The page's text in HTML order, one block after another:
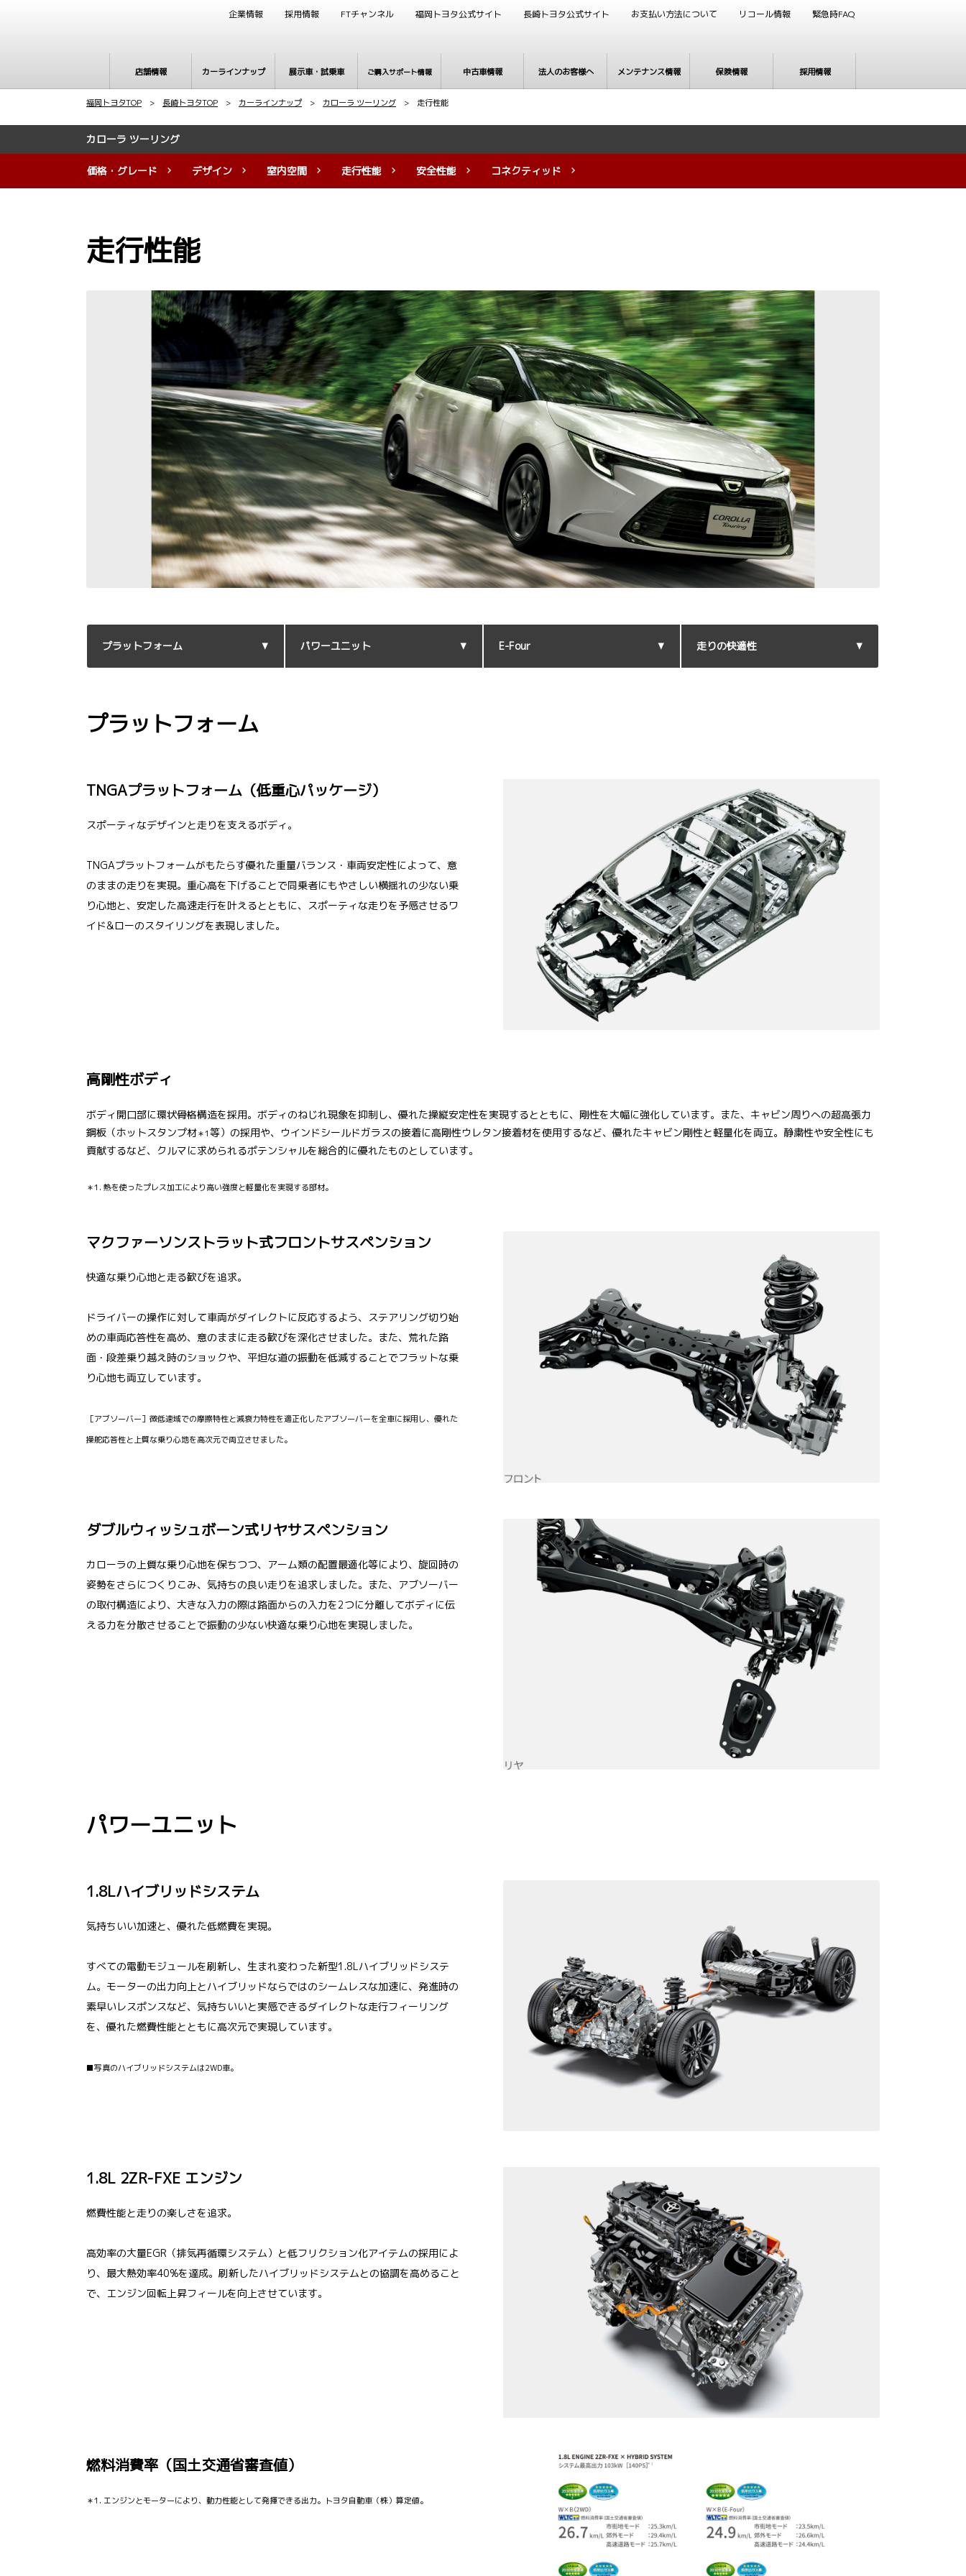
店舗情報 カーラインナップ 展示車・試乗車 ご購入サポート情報 中古車情報 法人のお客様へ メンテナンス情報 保険情報 採用情報
企業情報 採用情報 FTチャンネル 福岡トヨタ公式サイト 長崎トヨタ公式サイト お支払い方法について リコール情報 緊急時FAQ
福岡トヨタTOP > 長崎トヨタTOP > カーラインナップ > カローラ ツーリング > 走行性能
カローラ ツーリング
価格・グレード デザイン 室内空間 走行性能 安全性能 コネクティッド
走行性能
プラットフォーム パワーユニット E-Four 走りの快適性
プラットフォーム
TNGAプラットフォーム（低重心パッケージ）
スポーティなデザインと走りを支えるボディ。
TNGAプラットフォームがもたらす優れた重量バランス・車両安定性によって、意
のままの走りを実現。重心高を下げることで同乗者にもやさしい横揺れの少ない乗
り心地と、安定した高速走行を叶えるとともに、スポーティな走りを予感させるワ
イド&ローのスタイリングを表現しました。
高剛性ボディ
ボディ開口部に環状骨格構造を採用。ボディのねじれ現象を抑制し、優れた操縦安定性を実現するとともに、剛性を大幅に強化しています。また、キャビン周りへの超高張力
鋼板（ホットスタンプ材＊1等）の採用や、ウインドシールドガラスの接着に高剛性ウレタン接着材を使用するなど、優れたキャビン剛性と軽量化を両立。静粛性や安全性にも
貢献するなど、クルマに求められるポテンシャルを総合的に優れたものとしています。
＊1. 熱を使ったプレス加工により高い強度と軽量化を実現する部材。
マクファーソンストラット式フロントサスペンション
快適な乗り心地と走る歓びを追求。
ドライバーの操作に対して車両がダイレクトに反応するよう、ステアリング切り始
めの車両応答性を高め、意のままに走る歓びを深化させました。また、荒れた路
面・段差乗り越え時のショックや、平坦な道の振動を低減することでフラットな乗
り心地も両立しています。
［アブソーバー］微低速域での摩擦特性と減衰力特性を適正化したアブソーバーを全車に採用し、優れた
操舵応答性と上質な乗り心地を高次元で両立させました。
ダブルウィッシュボーン式リヤサスペンション
カローラの上質な乗り心地を保ちつつ、アーム類の配置最適化等により、旋回時の
姿勢をさらにつくりこみ、気持ちの良い走りを追求しました。また、アブソーバー
の取付構造により、大きな入力の際は路面からの入力を2つに分離してボディに伝
える力を分散させることで振動の少ない快適な乗り心地を実現しました。
パワーユニット
1.8Lハイブリッドシステム
気持ちいい加速と、優れた低燃費を実現。
すべての電動モジュールを刷新し、生まれ変わった新型1.8Lハイブリッドシステ
ム。モーターの出力向上とハイブリッドならではのシームレスな加速に、発進時の
素早いレスポンスなど、気持ちいいと実感できるダイレクトな走行フィーリング
を、優れた燃費性能とともに高次元で実現しています。
■写真のハイブリッドシステムは2WD車。
1.8L 2ZR-FXE エンジン
燃費性能と走りの楽しさを追求。
高効率の大量EGR（排気再循環システム）と低フリクション化アイテムの採用によ
り、最大熱効率40%を達成。刷新したハイブリッドシステムとの協調を高めること
で、エンジン回転上昇フィールを向上させています。
燃料消費率（国土交通省審査値）
＊1. エンジンとモーターにより、動力性能として発揮できる出力。トヨタ自動車（株）算定値。